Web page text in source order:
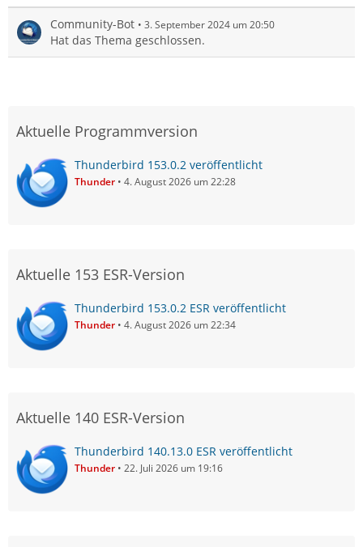
Community-Bot 3. September 2024 um 20:50
Hat das Thema geschlossen.
Aktuelle Programmversion
Thunderbird 153.0.2 veröffentlicht
Thunder 4. August 2026 um 22:28
Aktuelle 153 ESR-Version
Thunderbird 153.0.2 ESR veröffentlicht
Thunder 4. August 2026 um 22:34
Aktuelle 140 ESR-Version
Thunderbird 140.13.0 ESR veröffentlicht
Thunder 22. Juli 2026 um 19:16